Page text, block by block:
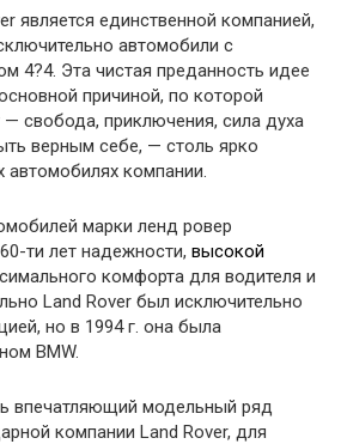
является единственной компанией,
автомобили с
4?4. Эта чистая преданность идее
причиной, по которой
— свобода, приключения, сила духа
верным себе, — столь ярко
автомобилях компании.
марки ленд ровер
ти лет надежности, высокой
комфорта для водителя и
Land Rover был исключительно
но в 1994 г. она была
BMW.
впечатляющий модельный ряд
компании Land Rover, для